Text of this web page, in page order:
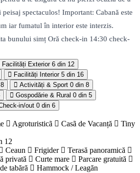
spectaculos! Important: Cabană este
iar fumatul în interior este interzis.
bunului simț Oră check-in 14:30 check-
Facilități Exterior 6 din 12
Facilități Interior 5 din 16
Activități & Sport 0 din 8
Gospodărie & Rural 0 din 5
in/out 0 din 6
Agroturisticã Casã de Vacanță
Tiny
12
Ceaun Frigider
Terasă panoramică
privată Curte mare
Parcare gratuită
tabără
Hammock / Leagăn